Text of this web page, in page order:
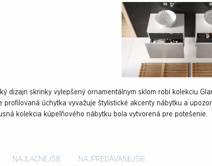
dizajn skrinky vylepšený ornamentálnym sklom robí kolekciu
profilovaná úchytka vyvažuje štylistické akcenty nábytku a
kolekcia kúpeľňového nábytku bola vytvorená pre potešenie.
NAJLACNEJŠIE NAJPREDÁVANEJŠIE